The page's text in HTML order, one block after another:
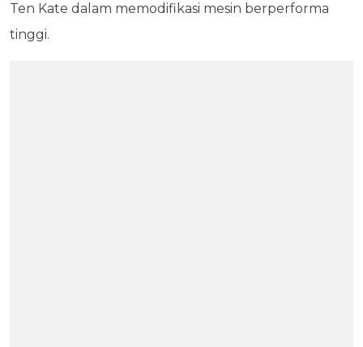
Ten Kate dalam memodifikasi mesin berperforma
tinggi.